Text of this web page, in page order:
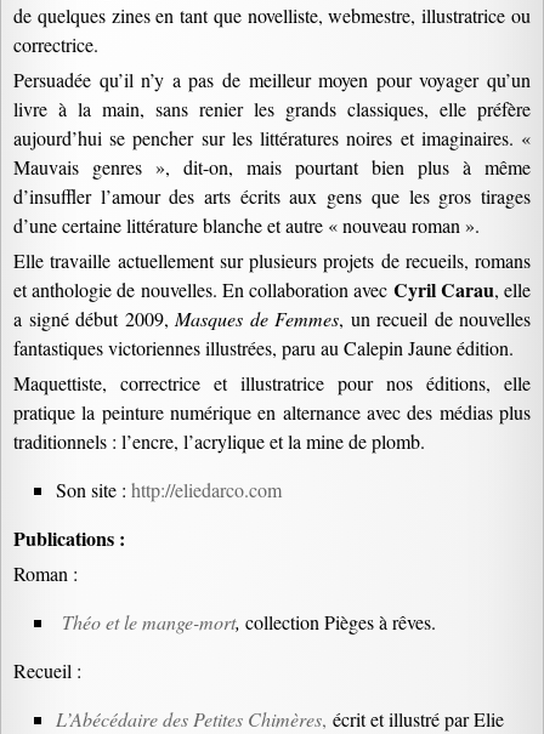
de quelques zines en tant que novelliste, webmestre, illustratrice ou
correctrice.
Persuadée qu’il n’y a pas de meilleur moyen pour voyager qu’un
livre à la main, sans renier les grands classiques, elle préfère
aujourd’hui se pencher sur les littératures noires et imaginaires. «
Mauvais genres », dit-on, mais pourtant bien plus à même
d’insuffler l’amour des arts écrits aux gens que les gros tirages
d’une certaine littérature blanche et autre « nouveau roman ».
Elle travaille actuellement sur plusieurs projets de recueils, romans
et anthologie de nouvelles. En collaboration avec CyrilCarau, elle
a signé début 2009, Masques de Femmes, un recueil de nouvelles
fantastiques victoriennes illustrées, paru au Calepin Jaune édition.
Maquettiste, correctrice et illustratrice pour nos éditions, elle
pratique la peinture numérique en alternance avec des médias plus
traditionnels : l’encre, l’acrylique et la mine de plomb.
Son site : http://eliedarco.com
Publications :
Roman :
Théo et le mange-mort, collection Pièges à rêves.
Recueil :
L’Abécédaire des Petites Chimères, écrit et illustré par Elie